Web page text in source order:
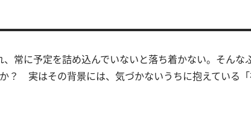
常に予定を詰め込んでいないと落ち着かない。そんな
？ 実はその背景には、気づかないうちに抱えている